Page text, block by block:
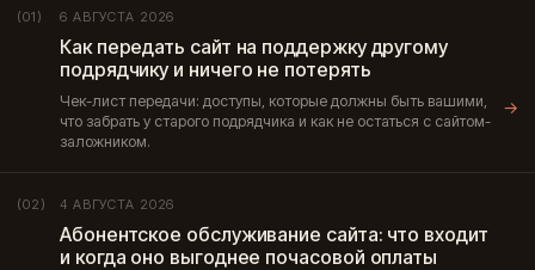
(01) 6 АВГУСТА 2026
Как передать сайт на поддержку другому
подрядчику и ничего не потерять
Чек-лист передачи: доступы, которые должны быть вашими,
что забрать у старого подрядчика и как не остаться с сайтом-
заложником.
→
(02) 4 АВГУСТА 2026
Абонентское обслуживание сайта: что входит
и когда оно выгоднее почасовой оплаты